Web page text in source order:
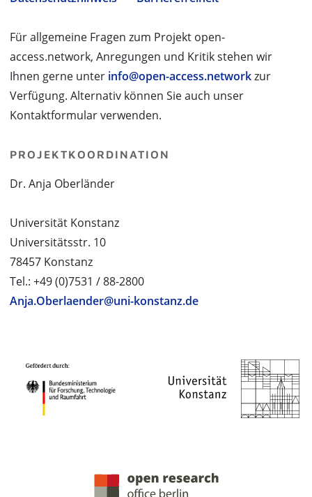
Für allgemeine Fragen zum Projekt open-
access.network, Anregungen und Kritik stehen wir
Ihnen gerne unter info@open-access.networkzur
Verfügung. Alternativ können Sie auch unser
Kontaktformular verwenden.
PROJEKTKOORDINATION
Dr. Anja Oberländer
Universität Konstanz
Universitätsstr. 10
78457 Konstanz
Tel.: +49 (0)7531 / 88-2800
Anja.Oberlaender@uni-konstanz.de